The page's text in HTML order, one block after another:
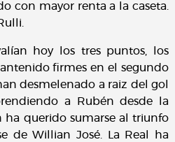
con mayor renta a la caseta.
hoy los tres puntos, los
firmes en el segundo
desmelenado a raiz del gol
a Rubén desde la
ha querido sumarse al triunfo
de Willian José. La Real ha